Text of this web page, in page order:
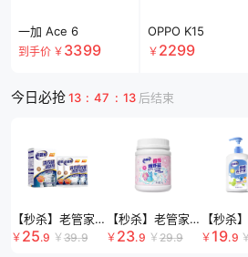
一加 Ace 6
到手价 ￥ 3399
OPPO K15
￥ 2299
今日必抢13 : 47 : 12 后结束
【秒杀】老管家洗衣机槽清洁剂组合装
￥ 25.9 ￥ 39.9
【秒杀】老管家香氛爆炸
￥ 23.9 ￥29.9
【秒杀
￥ 19.9